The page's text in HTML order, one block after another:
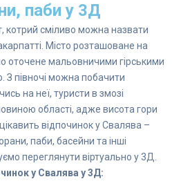
паби у 3Д
котрий сміливо можна назвати
Місто розташоване на
оточене мальовничими гірськими
З півночі можна побачити
на неї, туристи в змозі
області, адже висота гори
відпочинок у Свалява –
паби, басейни та інші
переглянути віртуально у 3Д.
у Свалява у 3Д: